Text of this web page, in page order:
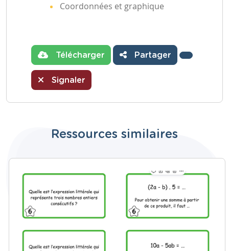
Coordonnées et graphique
Télécharger Partager
Signaler
Ressources similaires